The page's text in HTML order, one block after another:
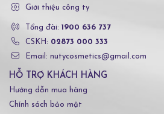
Giới thiệu công ty
Tổng đài: 1900 636 737
CSKH: 02873 000 333
Email: nutycosmetics@gmail.com
HỖ TRỢ KHÁCH HÀNG
Hướng dẫn mua hàng
Chính sách bảo mật